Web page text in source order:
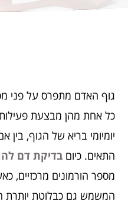
גוף האדם מתפרס על פני
כל אחת מהן מבצעת
יומיומי בריא של הגוף, בין
התאים. כיוםבדיקת דם
המשמש גם כבלוטת יותרת